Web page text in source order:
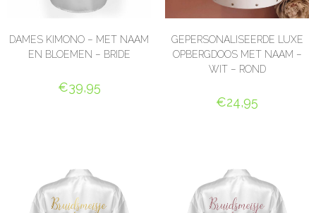
DAMES KIMONO – MET NAAM
EN BLOEMEN – BRIDE
€39,95
GEPERSONALISEERDE LUXE
OPBERGDOOS MET NAAM –
WIT – ROND
€24,95